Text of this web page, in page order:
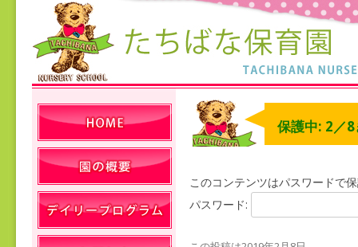
保護中: 2／
このコンテンツはパスワードで
パスワード: